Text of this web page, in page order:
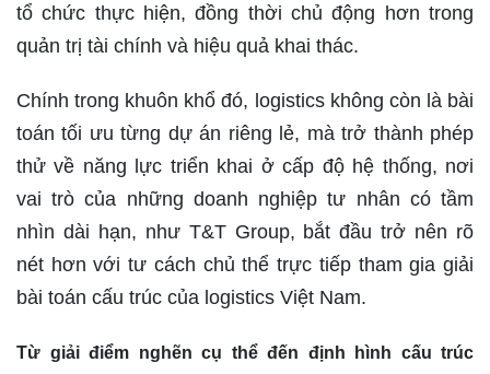
tổ chức thực hiện, đồng thời chủ động hơn trong
quản trị tài chính và hiệu quả khai thác.
Chính trong khuôn khổ đó, logistics không còn là bài
toán tối ưu từng dự án riêng lẻ, mà trở thành phép
thử về năng lực triển khai ở cấp độ hệ thống, nơi
vai trò của những doanh nghiệp tư nhân có tầm
nhìn dài hạn, như T&T Group, bắt đầu trở nên rõ
nét hơn với tư cách chủ thể trực tiếp tham gia giải
bài toán cấu trúc của logistics Việt Nam.
Từ giải điểm nghẽn cụ thể đến định hình cấu trúc